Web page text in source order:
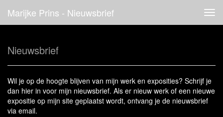
Marijke Prins - Nieuwsbrief
Nieuwsbrief
Wil je op de hoogte blijven van mijn werk en exposities? Schrijf je
dan hier in voor mijn nieuwsbrief. Als er nieuw werk of een nieuwe
expositie op mijn site geplaatst wordt, ontvang je de nieuwsbrief
via email.